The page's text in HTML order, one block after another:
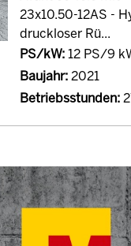
23x10.50-12AS -
druckloser Rü...
PS/kW:12 PS/9
Baujahr:2021
Betriebsstunden: